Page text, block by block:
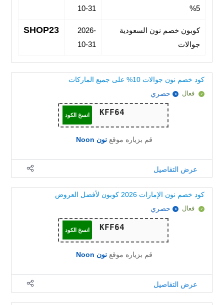
5%
10-31
كوبون خصم نون السعودية
جوالات
2026-
10-31
SHOP23
كود خصم نون جوالات 10% على جميع الماركات
فعال حصري
انسخ الكود
قم بزياره موقعنون Noon
عرض التفاصيل
كود خصم نون الإمارات 2026 كوبون لأفضل العروض
فعال حصري
انسخ الكود
قم بزياره موقعنون Noon
عرض التفاصيل